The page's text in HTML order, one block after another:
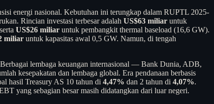
energi nasional. Kebutuhan ini terungkap dalam RUPTL 2025-
Rincian investasi terbesar adalah US$63 miliar untuk
US$26 miliar untuk pembangkit thermal baseload (16,6 GW).
miliar untuk kapasitas awal 0,5 GW. Namun, di tengah
lembaga keuangan internasional — Bank Dunia, ADB,
kesepakatan dan lembaga global. Era pendanaan berbasis
hasil Treasury AS 10 tahun di 4,47% dan 2 tahun di 4,07%.
yang sebagian besar masih didatangkan dari luar negeri.